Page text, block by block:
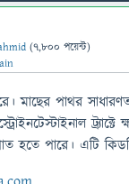
(7,800 পয়েন্ট)
মাছের পাথর
হতে পারে। এটি